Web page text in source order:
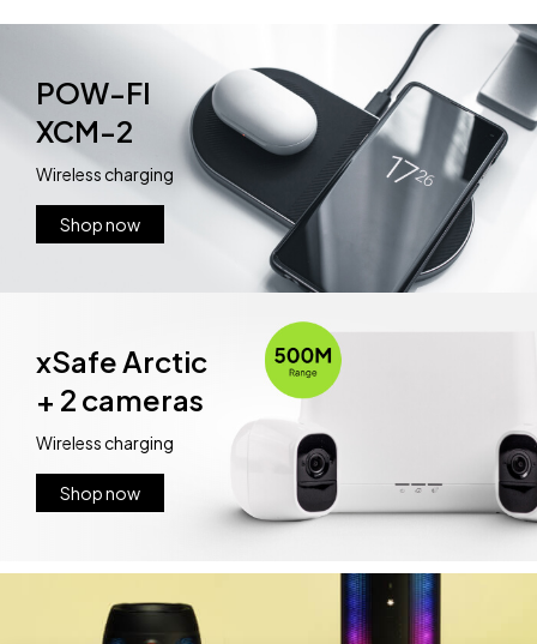
POW-FI
XCM-2
Wireless charging
Shop now
xSafe Arctic
+ 2 cameras
Wireless charging
Shop now